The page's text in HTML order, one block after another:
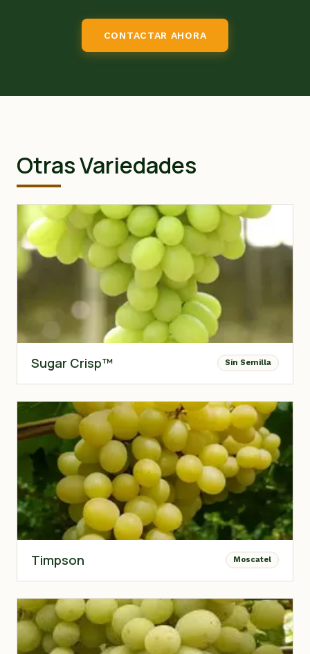
CONTACTAR AHORA
Otras Variedades
Sugar Crisp™ Sin Semilla
Timpson Moscatel